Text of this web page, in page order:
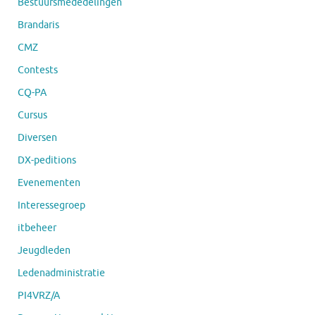
Bestuursmededelingen
Brandaris
CMZ
Contests
CQ-PA
Cursus
Diversen
DX-peditions
Evenementen
Interessegroep
itbeheer
Jeugdleden
Ledenadministratie
PI4VRZ/A